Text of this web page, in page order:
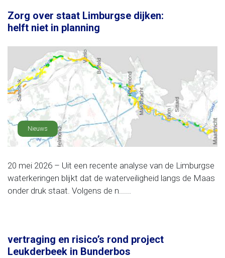
Zorg over staat Limburgse dijken:
helft niet in planning
Nieuws
20 mei 2026 – Uit een recente analyse van de Limburgse
waterkeringen blijkt dat de waterveiligheid langs de Maas
onder druk staat. Volgens de n......
vertraging en risico’s rond project
Leukderbeek in Bunderbos